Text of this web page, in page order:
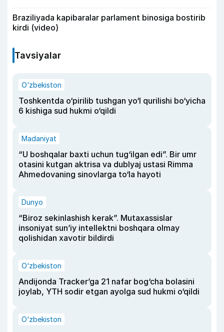
Braziliyada kapibaralar parlament binosiga bostirib
kirdi (video)
Tavsiyalar
O‘zbekiston
Toshkentda o‘pirilib tushgan yo‘l qurilishi bo‘yicha
6 kishiga sud hukmi o‘qildi
Madaniyat
“U boshqalar baxti uchun tug‘ilgan edi”. Bir umr
otasini kutgan aktrisa va dublyaj ustasi Rimma
Ahmedovaning sinovlarga to‘la hayoti
Dunyo
“Biroz sekinlashish kerak”. Mutaxassislar
insoniyat sun’iy intellektni boshqara olmay
qolishidan xavotir bildirdi
O‘zbekiston
Andijonda Tracker’ga 21 nafar bog‘cha bolasini
joylab, YTH sodir etgan ayolga sud hukmi o‘qildi
O‘zbekiston